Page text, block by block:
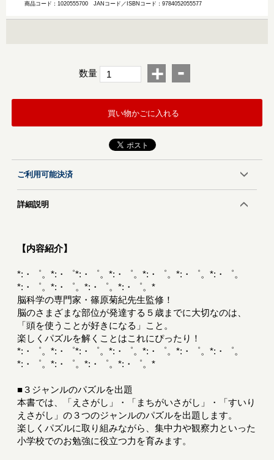
商品コード：1020555700JANコード／ISBNコード：9784052055577
数量 + -
買い物かごに入れる
ご利用可能決済
詳細説明
【内容紹介】
*:・゜。*:・゜*:・゜。*:・゜。*:・゜。*:・゜。*:・゜。
*:・゜。*:・゜。*:・゜。*:・゜。*
脳科学の専門家・篠原菊紀先生監修！
脳のさまざまな部位が発達する５歳までに大切なのは、
「頭を使うことが好きになる」こと。
楽しくパズルを解くことはこれにぴったり！
*:・゜。*:・゜*:・゜。*:・゜。*:・゜。*:・゜。*:・゜。
*:・゜。*:・゜。*:・゜。*:・゜。*
■３ジャンルのパズルを出題
本書では、「えさがし」・「まちがいさがし」・「すいり
えさがし」の３つのジャンルのパズルを出題します。
楽しくパズルに取り組みながら、集中力や観察力といった
小学校でのお勉強に役立つ力を育みます。